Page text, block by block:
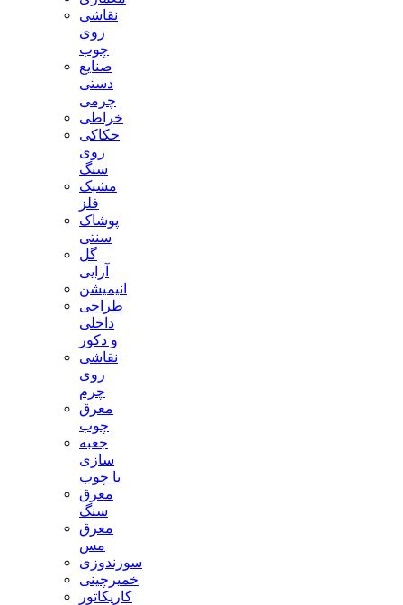
نقاشی
روی
چوب
صنایع
دستی
چرمی
خراطی
حکاکی
روی
سنگ
مشبک
فلز
پوشاک
سنتی
گل
آرایی
انیمیشن
طراحی
داخلی
و دکور
نقاشی
روی
چرم
معرق
چوب
جعبه
سازی
با چوب
معرق
سنگ
معرق
مس
سوزندوزی
خمیرچینی
کاریکاتور